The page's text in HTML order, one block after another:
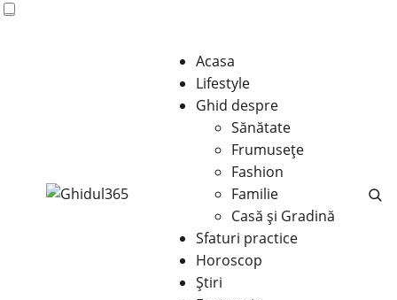
Acasa
Lifestyle
Ghid despre
Sănătate
Frumusețe
Fashion
Familie
Casă şi Gradină
Sfaturi practice
Horoscop
Știri